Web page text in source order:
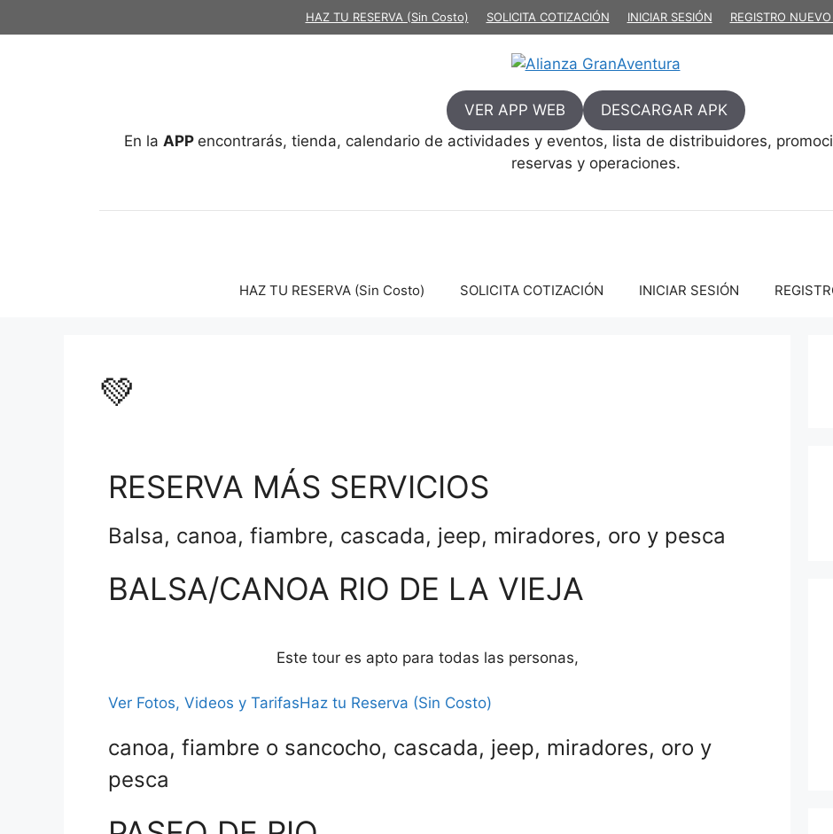
HAZ TU RESERVA (Sin Costo) SOLICITA COTIZACIÓN INICIAR SESIÓN REGISTRO
VER APP WEB
DESCARGAR APK
En la APP encontrarás, tienda, calendario de actividades y eventos, lista de distribuidores,
reservas y operaciones.
HAZ TU RESERVA (Sin Costo) SOLICITA COTIZACIÓN INICIAR SESIÓN
💚
RESERVA MÁS SERVICIOS
Balsa, canoa, fiambre, cascada, jeep, miradores, oro y pesca
BALSA/CANOA RIO DE LA VIEJA
Este tour es apto para todas las personas,
Ver Fotos, Videos y TarifasHaz tu Reserva (Sin Costo)
canoa, fiambre o sancocho, cascada, jeep, miradores, oro y
pesca